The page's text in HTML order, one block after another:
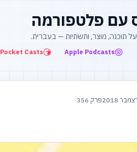
עם פלטפורמה
תוכנה, מוצר, ותשתיות — בעברית.
Apple Podcasts
Pocket Casts
פרק 356